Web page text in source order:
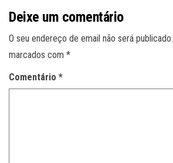
Deixe um comentário
O seu endereço de email não será publicado.
marcados com *
Comentário *